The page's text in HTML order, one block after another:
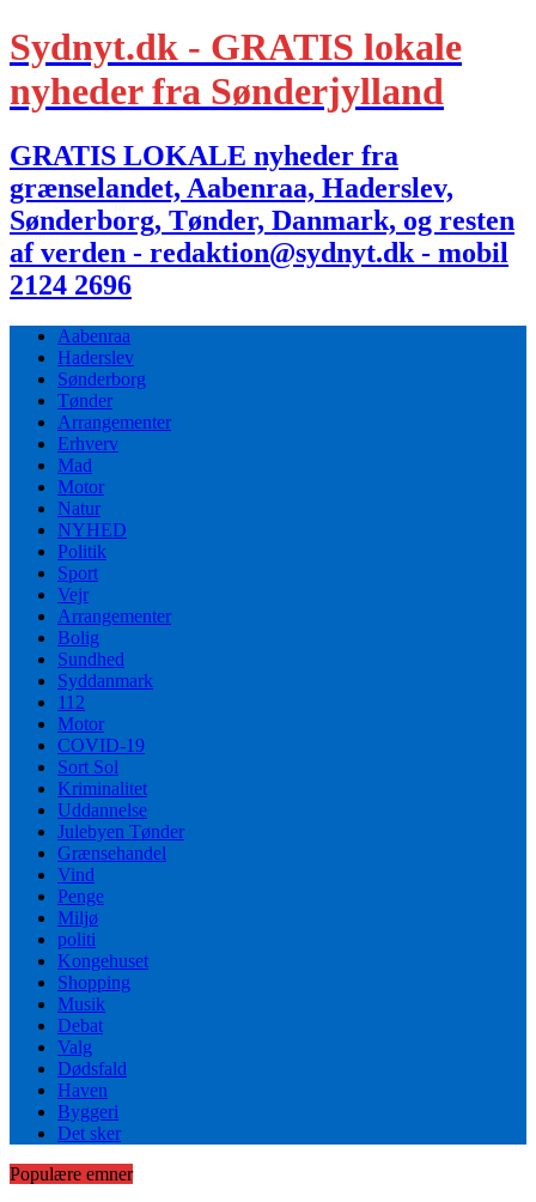
Sydnyt.dk - GRATIS lokale
nyheder fra Sønderjylland
GRATIS LOKALE nyheder fra
grænselandet, Aabenraa, Haderslev,
Sønderborg, Tønder, Danmark, og resten
af verden - redaktion@sydnyt.dk - mobil
2124 2696
Aabenraa
Haderslev
Sønderborg
Tønder
Arrangementer
Erhverv
Mad
Motor
Natur
NYHED
Politik
Sport
Vejr
Arrangementer
Bolig
Sundhed
Syddanmark
112
Motor
COVID-19
Sort Sol
Kriminalitet
Uddannelse
Julebyen Tønder
Grænsehandel
Vind
Penge
Miljø
politi
Kongehuset
Shopping
Musik
Debat
Valg
Dødsfald
Haven
Byggeri
Det sker
Populære emner